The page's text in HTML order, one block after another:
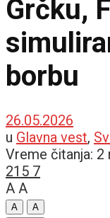
Grčku,
borbu
26.05.2026
u Glavna vest,
Vreme čitanja: 2
215 7
A A
A
A